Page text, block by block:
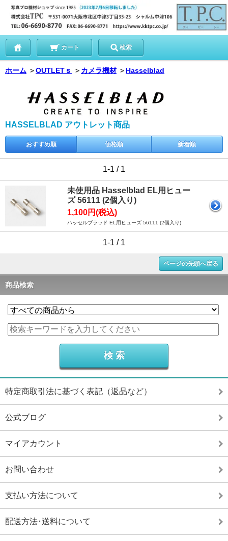
カート 検索
ホーム ＞OUTLETｓ ＞ カメラ機材 ＞ Hasselblad
HASSELBLAD アウトレット商品
おすすめ順 価格順 新着順
1-1 / 1
未使用品 Hasselblad EL用ヒュー
ズ 56111 (2個入り)
1,100円(税込)
ハッセルブラッド EL用ヒューズ 56111 (2個入り)
1-1 / 1
ページの先頭へ戻る
商品検索
特定商取引法に基づく表記（返品など）
公式ブログ
マイアカウント
お問い合わせ
支払い方法について
配送方法･送料について